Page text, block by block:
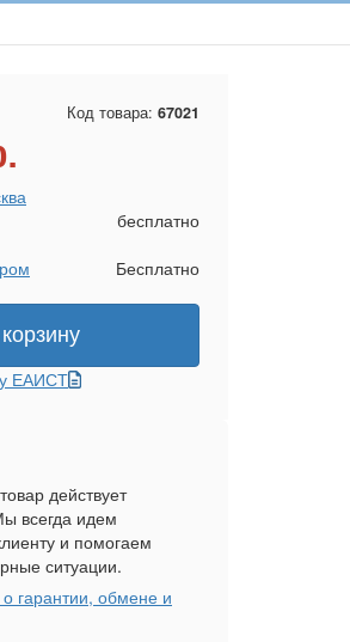
Код товара: 67021
бесплатно
Бесплатно
ЕАИСТ
действует
всегда идем
и помогаем
ситуации.
гарантии, обмене и